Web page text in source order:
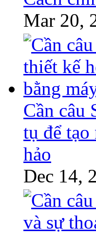
Mar 20,
Cần câu
tụ để
hảo
Dec 14,